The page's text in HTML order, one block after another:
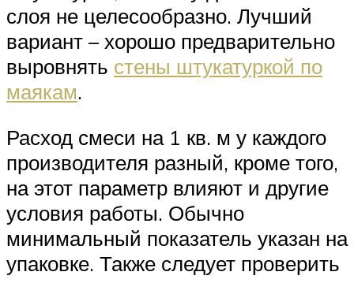
слоя не целесообразно. Лучший
вариант – хорошо предварительно
выровнять стены штукатуркой по
маякам.
Расход смеси на 1 кв. м у каждого
производителя разный, кроме того,
на этот параметр влияют и другие
условия работы. Обычно
минимальный показатель указан на
упаковке. Также следует проверить